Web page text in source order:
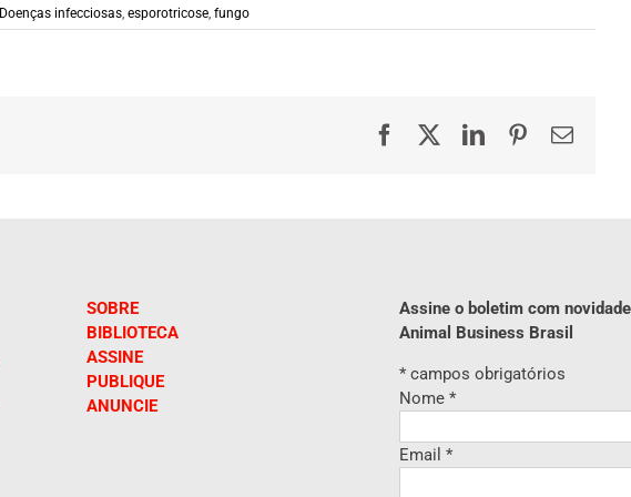
Doenças infecciosas, esporotricose, fungo
FacebookLinkedInPinterest
E-
SOBRE
BIBLIOTECA
ASSINE
PUBLIQUE
ANUNCIE
Assine o boletim com
Animal Business Brasil
* campos obrigatórios
Nome *
Email *